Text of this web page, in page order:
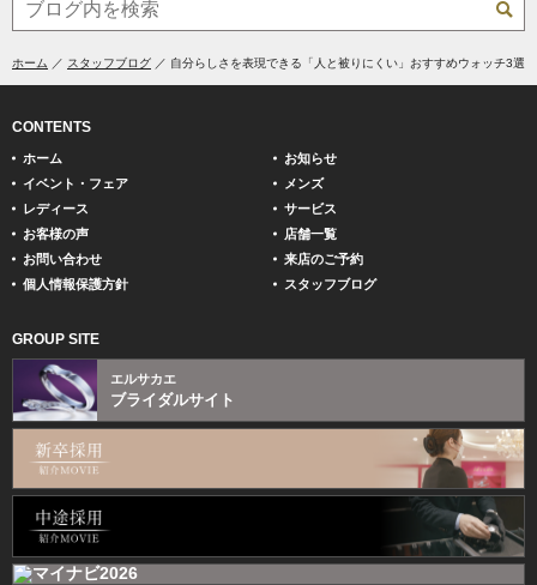
ホーム スタッフブログ 自分らしさを表現できる「人と被りにくい」おすすめウォッチ3選
CONTENTS
ホーム
お知らせ
イベント・フェア
メンズ
レディース
サービス
お客様の声
店舗一覧
お問い合わせ
来店のご予約
個人情報保護方針
スタッフブログ
GROUP SITE
エルサカエ
ブライダルサイト